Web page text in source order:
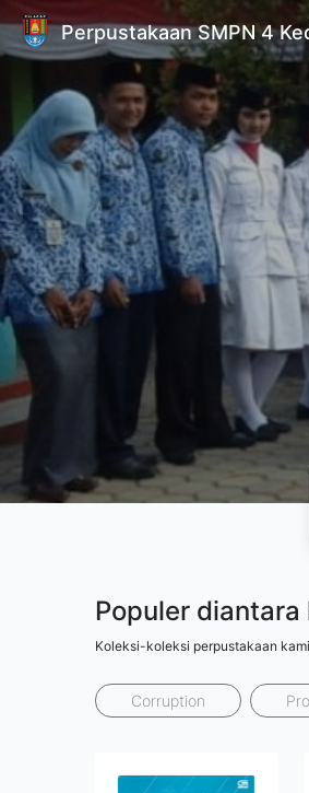
Perpustakaan SMPN 4
Populer diantara
Koleksi-koleksi perpustakaan
Corruption